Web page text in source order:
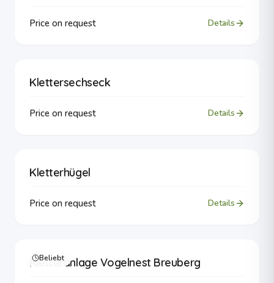
Price on request Details
Klettersechseck
Price on request Details
Kletterhügel
Price on request Details
Beliebt
Kletteranlage Vogelnest Breuberg